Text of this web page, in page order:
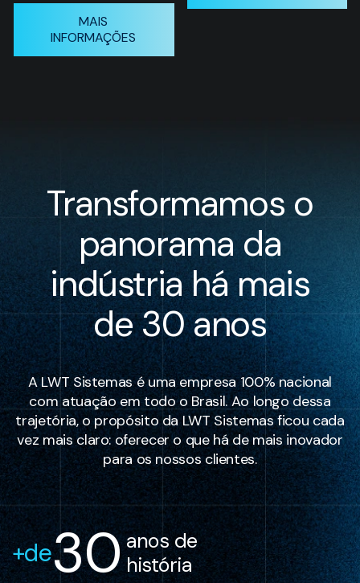
MAIS
INFORMAÇÕES
Transformamos o
panorama da
indústria há mais
de 30 anos
A LWT Sistemas é uma empresa 100% nacional
com atuação em todo o Brasil. Ao longo dessa
trajetória, o propósito da LWT Sistemas ficou cada
vez mais claro: oferecer o que há de mais inovador
para os nossos clientes.
+de30 anos de
história